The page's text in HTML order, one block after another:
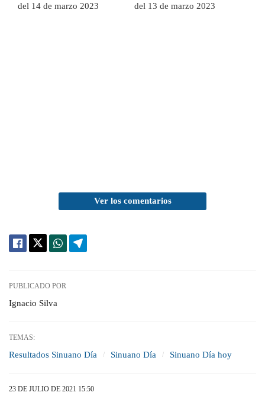
del 14 de marzo 2023
del 13 de marzo 2023
Ver los comentarios
PUBLICADO POR
Ignacio Silva
TEMAS:
Resultados Sinuano Día Sinuano Día Sinuano Día hoy
23 DE JULIO DE 2021 15:50